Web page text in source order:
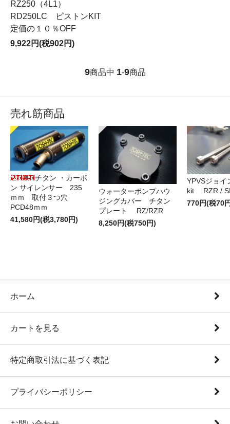
RZ250（4L1）
RD250LC ピストンKIT
定価の１０％OFF
9,922円(税902円)
9商品中 1-9商品
売れ筋商品
チタン ・カーボ
ン サイレンサー 235
ｍｍ 取付３つ穴
PCD48ｍｍ
41,580円(税3,780円)
ウォーターポンプハウ
ジングカバー チタン
プレート RZ/RZR
8,250円(税750円)
YPVSジョイ
kit RZR /
770円(税70
ホーム
カートを見る
特定商取引法に基づく表記
プライバシーポリシー